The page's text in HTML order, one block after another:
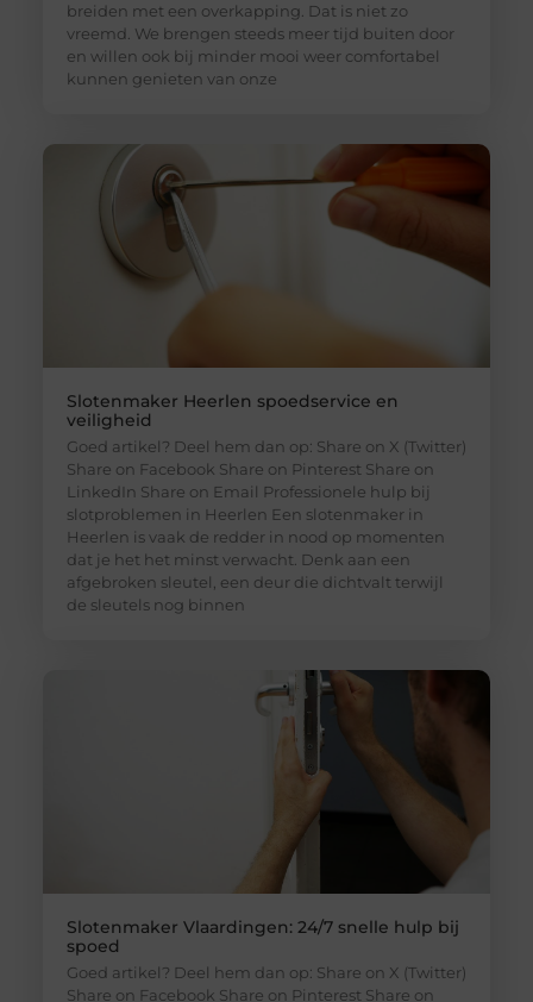
breiden met een overkapping. Dat is niet zo
vreemd. We brengen steeds meer tijd buiten door
en willen ook bij minder mooi weer comfortabel
kunnen genieten van onze
Slotenmaker Heerlen spoedservice en
veiligheid
Goed artikel? Deel hem dan op: Share on X (Twitter)
Share on Facebook Share on Pinterest Share on
LinkedIn Share on Email Professionele hulp bij
slotproblemen in Heerlen Een slotenmaker in
Heerlen is vaak de redder in nood op momenten
dat je het het minst verwacht. Denk aan een
afgebroken sleutel, een deur die dichtvalt terwijl
de sleutels nog binnen
Slotenmaker Vlaardingen: 24/7 snelle hulp bij
spoed
Goed artikel? Deel hem dan op: Share on X (Twitter)
Share on Facebook Share on Pinterest Share on